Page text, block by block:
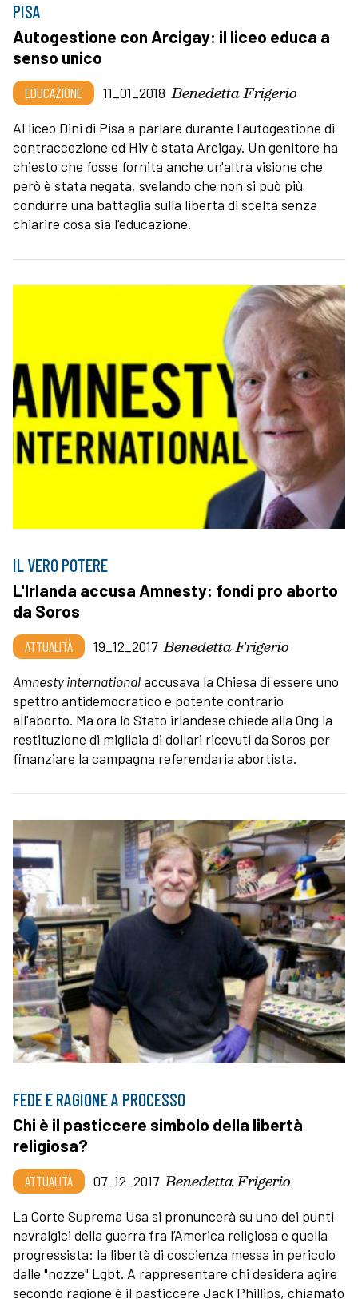
PISA
Autogestione con Arcigay: il liceo educa a
senso unico
EDUCAZIONE 11_01_2018 Benedetta Frigerio
Al liceo Dini di Pisa a parlare durante l'autogestione di
contraccezione ed Hiv è stata Arcigay. Un genitore ha
chiesto che fosse fornita anche un'altra visione che
però è stata negata, svelando che non si può più
condurre una battaglia sulla libertà di scelta senza
chiarire cosa sia l'educazione.
IL VERO POTERE
L'Irlanda accusa Amnesty: fondi pro aborto
da Soros
ATTUALITÀ 19_12_2017 Benedetta Frigerio
Amnesty internationalaccusava la Chiesa di essere uno
spettro antidemocratico e potente contrario
all'aborto. Ma ora lo Stato irlandese chiede alla Ong la
restituzione di migliaia di dollari ricevuti da Soros per
finanziare la campagna referendaria abortista.
FEDE E RAGIONE A PROCESSO
Chi è il pasticcere simbolo della libertà
religiosa?
ATTUALITÀ 07_12_2017 Benedetta Frigerio
La Corte Suprema Usa si pronuncerà su uno dei punti
nevralgici della guerra fra l’America religiosa e quella
progressista: la libertà di coscienza messa in pericolo
dalle "nozze" Lgbt. A rappresentare chi desidera agire
secondo ragione è il pasticcere Jack Phillips, chiamato